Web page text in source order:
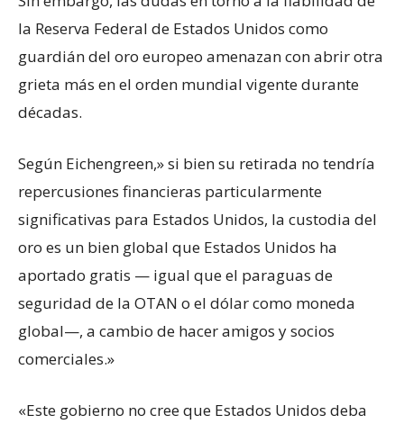
la Reserva Federal de Estados Unidos como
guardián del oro europeo amenazan con abrir otra
grieta más en el orden mundial vigente durante
décadas.
Según Eichengreen,» si bien su retirada no tendría
repercusiones financieras particularmente
significativas para Estados Unidos, la custodia del
oro es un bien global que Estados Unidos ha
aportado gratis — igual que el paraguas de
seguridad de la OTAN o el dólar como moneda
global—, a cambio de hacer amigos y socios
comerciales.»
«Este gobierno no cree que Estados Unidos deba